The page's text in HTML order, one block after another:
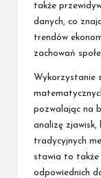
także
danych, co
trendów
zachowań
Wykorzystanie
pozwalając na
analizę zjawisk,
tradycyjnych
stawia to także
odpowiednich